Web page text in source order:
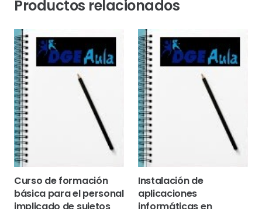
Productos relacionados
Curso de formación
básica para el personal
Instalación de
aplicaciones